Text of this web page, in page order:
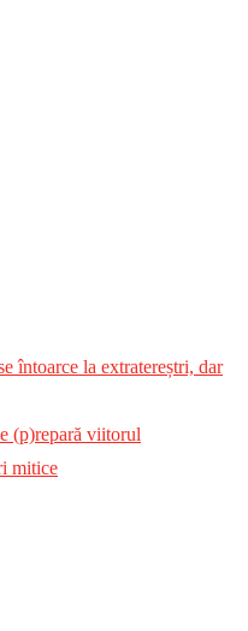
întoarce la extratereștri, dar
(p)repară viitorul
mitice